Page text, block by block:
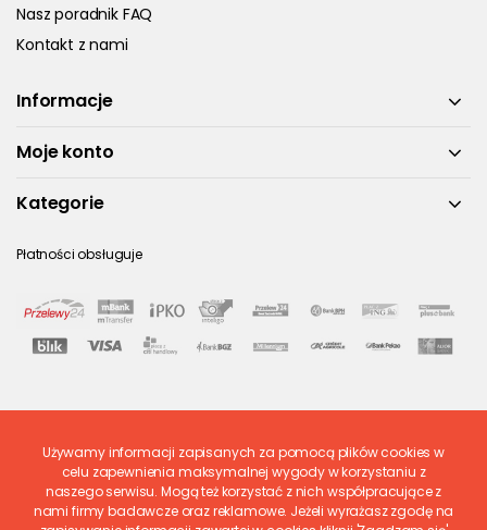
Nasz poradnik FAQ
Kontakt z nami
Informacje
Moje konto
Kategorie
Płatności obsługuje
Ostatnio ocenione
Używamy informacji zapisanych za pomocą plików cookies w
celu zapewnienia maksymalnej wygody w korzystaniu z
naszego serwisu. Mogą też korzystać z nich współpracujące z
nami firmy badawcze oraz reklamowe. Jeżeli wyrażasz zgodę na